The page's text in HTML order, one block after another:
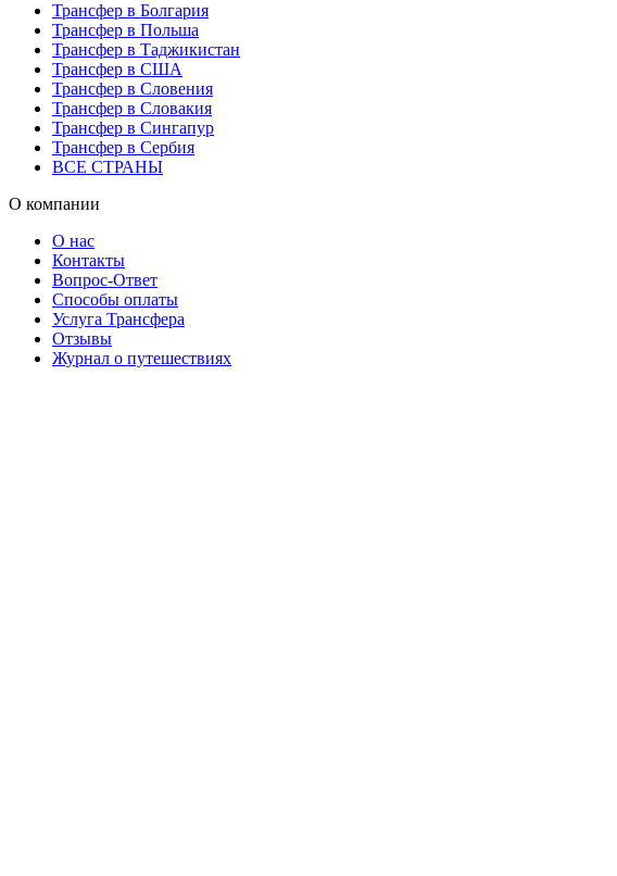
Трансфер в Болгария
Трансфер в Польша
Трансфер в Таджикистан
Трансфер в США
Трансфер в Словения
Трансфер в Словакия
Трансфер в Сингапур
Трансфер в Сербия
ВСЕ СТРАНЫ
О компании
О нас
Контакты
Вопрос-Ответ
Способы оплаты
Услуга Трансфера
Отзывы
Журнал о путешествиях